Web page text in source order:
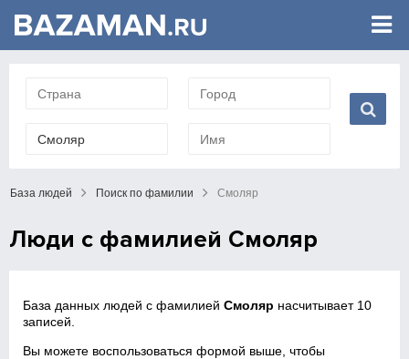
База людей Поиск по фамилии Смоляр
Люди с фамилией Смоляр
База данных людей с фамилиейСмоляр насчитывает 10
записей.
Вы можете воспользоваться формой выше, чтобы